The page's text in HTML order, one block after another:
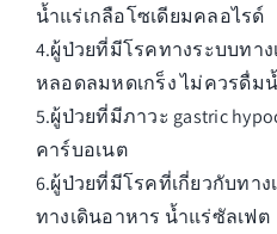
น้ำแร่เกลือโซเดียมคลอไรด์
4.ผู้ป่วยที่มีโรคทางระบบทา
หลอดลมหดเกร็ง ไม่ควรดื่ม
5.ผู้ป่วยที่มีภาวะ gastric
คาร์บอเนต
6.ผู้ป่วยที่มีโรคที่เกี่ยวกับทา
ทางเดินอาหาร น้ำแร่ซัลเฟต